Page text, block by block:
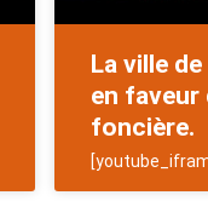
La ville
en faveur
foncière.